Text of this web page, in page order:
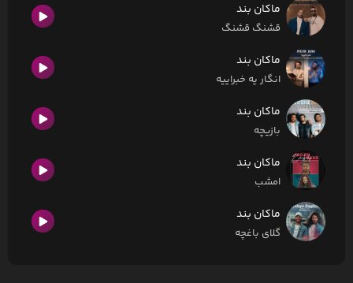
ماکان بند
قشنگ قشنگ
ماکان بند
انگار یه خبراییه
ماکان بند
بازیچه
ماکان بند
امشب
ماکان بند
گلای باغچه